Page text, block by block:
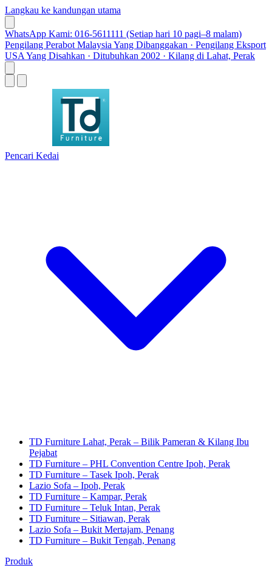
Langkau ke kandungan utama
WhatsApp Kami: 016-5611111 (Setiap hari 10 pagi–8 malam)
Pengilang Perabot Malaysia Yang Dibanggakan · Pengilang Eksport
USA Yang Disahkan · Ditubuhkan 2002 · Kilang di Lahat, Perak
Pencari Kedai
TD Furniture Lahat, Perak – Bilik Pameran & Kilang Ibu
Pejabat
TD Furniture – PHL Convention Centre Ipoh, Perak
TD Furniture – Tasek Ipoh, Perak
Lazio Sofa – Ipoh, Perak
TD Furniture – Kampar, Perak
TD Furniture – Teluk Intan, Perak
TD Furniture – Sitiawan, Perak
Lazio Sofa – Bukit Mertajam, Penang
TD Furniture – Bukit Tengah, Penang
Produk